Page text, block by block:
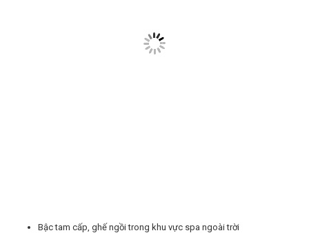
Bậc tam cấp, ghế ngồi trong khu vực spa ngoài trời